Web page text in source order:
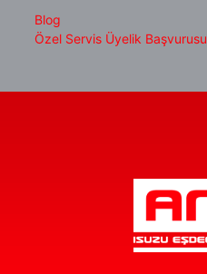
Blog
Özel Servis Üyelik Başvurusu